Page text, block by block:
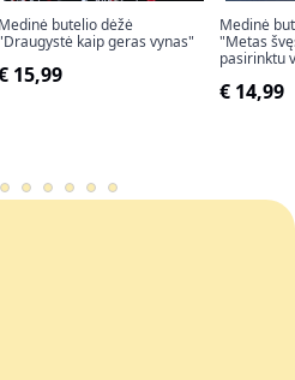
Medinė butelio dėžė
kaip geras vynas"
15,99
Medinė
"Metas
pasirinktu
€ 14,99